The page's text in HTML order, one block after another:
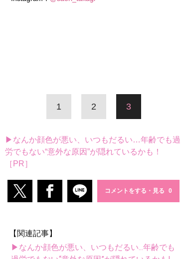
1 2 3
▶なんか顔色が悪い、いつもだるい…年齢でも過
労でもない“意外な原因”が隠れているかも！
［PR］
コメントをする・見る
【関連記事】
▶なんか顔色が悪い、いつもだるい...年齢でも